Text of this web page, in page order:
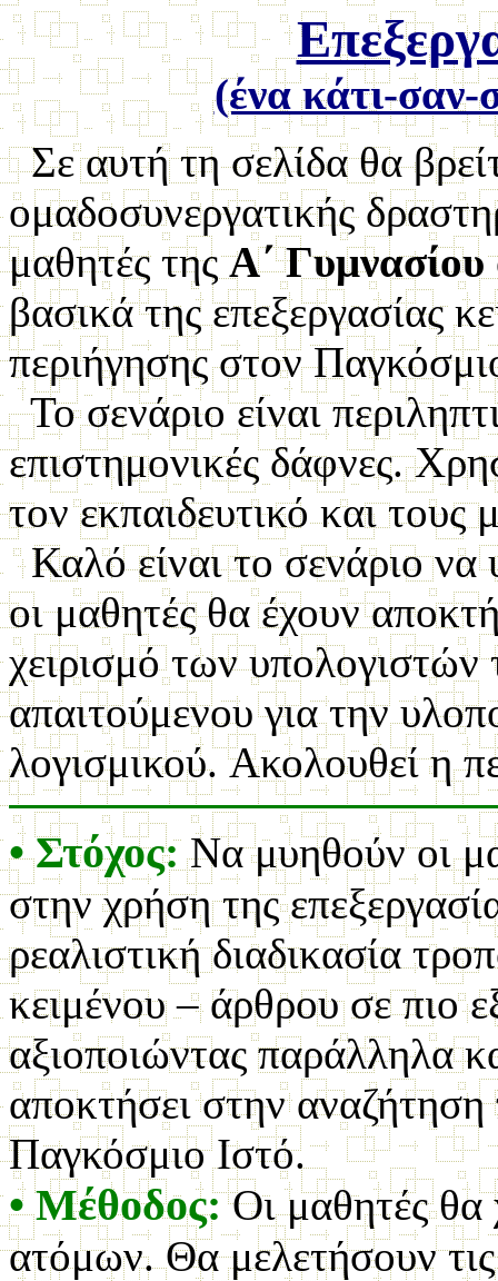
(ένα κάτι-
Σε αυτή τη σελίδα θα
ομαδοσυνεργατικής
μαθητές τηςΑ΄ Γυμνασίου
βασικά της επεξεργασίας
περιήγησης στον
Το σενάριο είναι
επιστημονικές δάφνες.
τον εκπαιδευτικό και τους
Καλό είναι το σενάριο να
οι μαθητές θα έχουν
χειρισμό των
απαιτούμενου για την
λογισμικού. Ακολουθεί η
• Στόχος:Να μυηθούν οι
στην χρήση της
ρεαλιστική διαδικασία
κειμένου – άρθρου σε πιο
αξιοποιώντας παράλληλα
αποκτήσει στην
Παγκόσμιο Ιστό.
• Μέθοδος:Οι μαθητές θα
ατόμων. Θα μελετήσουν τις